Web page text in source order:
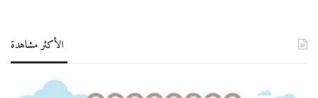
الأكثر مشاهدة